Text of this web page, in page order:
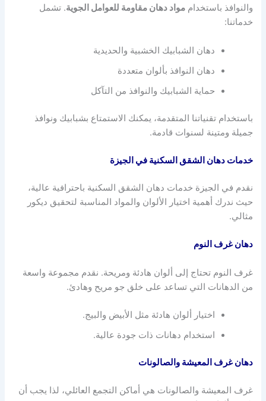
والنوافذ باستخداممواد دهان مقاومة للعوامل الجوية. تشمل
خدماتنا:
دهان الشبابيك الخشبية والحديدية
دهان النوافذ بألوان متعددة
حماية الشبابيك والنوافذ من التآكل
باستخدام تقنياتنا المتقدمة، يمكنك الاستمتاع بشبابيك ونوافذ
جميلة ومتينة لسنوات قادمة.
خدمات دهان الشقق السكنية في الجيزة
نقدم في الجيزة خدمات دهان الشقق السكنية باحترافية عالية،
حيث ندرك أهمية اختيار الألوان والمواد المناسبة لتحقيق ديكور
مثالي.
دهان غرف النوم
غرف النوم تحتاج إلى ألوان هادئة ومريحة. نقدم مجموعة واسعة
من الدهانات التي تساعد على خلق جو مريح وهادئ.
اختيار ألوان هادئة مثل الأبيض والبيج.
استخدام دهانات ذات جودة عالية.
دهان غرف المعيشة والصالونات
غرف المعيشة والصالونات هي أماكن التجمع العائلي، لذا يجب أن